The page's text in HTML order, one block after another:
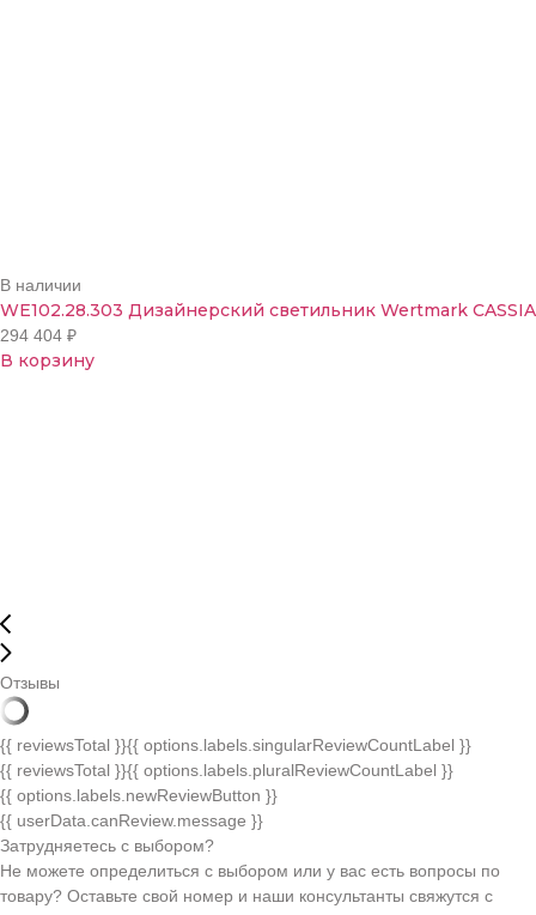
В наличии
WE102.28.303 Дизайнерский светильник Wertmark CASSIA
294 404 ₽
В корзину
Отзывы
{{ reviewsTotal }}{{ options.labels.singularReviewCountLabel }}
{{ reviewsTotal }}{{ options.labels.pluralReviewCountLabel }}
{{ options.labels.newReviewButton }}
{{ userData.canReview.message }}
Затрудняетесь с выбором?
Не можете определиться с выбором или у вас есть вопросы по
товару? Оставьте свой номер и наши консультанты свяжутся с